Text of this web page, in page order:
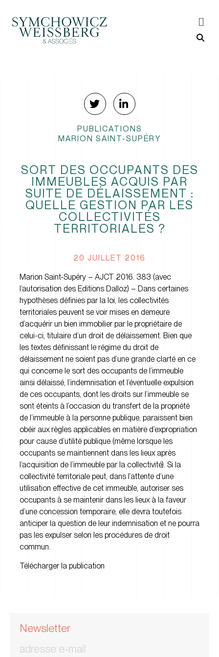
PUBLICATIONS
MARION SAINT-SUPÉRY
SORT DES OCCUPANTS DES
IMMEUBLES ACQUIS PAR
SUITE DE DÉLAISSEMENT :
QUELLE GESTION PAR LES
COLLECTIVITÉS
TERRITORIALES ?
20 JUILLET 2016
Marion Saint-Supéry – AJCT 2016. 383 (avec
l’autorisation des Editions Dalloz) – Dans certaines
hypothèses définies par la loi, les collectivités
territoriales peuvent se voir mises en demeure
d’acquérir un bien immobilier par le propriétaire de
celui-ci, titulaire d’un droit de délaissement. Bien que
les textes définissant le régime du droit de
délaissement ne soient pas d’une grande clarté en ce
qui concerne le sort des occupants de l’immeuble
ainsi délaissé, l’indemnisation et l’éventuelle expulsion
de ces occupants, dont les droits sur l’immeuble se
sont éteints à l’occasion du transfert de la propriété
de l’immeuble à la personne publique, paraissent bien
obéir aux règles applicables en matière d’expropriation
pour cause d’utilité publique (même lorsque les
occupants se maintiennent dans les lieux après
l’acquisition de l’immeuble par la collectivité). Si la
collectivité territoriale peut, dans l’attente d’une
utilisation effective de cet immeuble, autoriser ses
occupants à se maintenir dans les lieux à la faveur
d’une concession temporaire, elle devra toutefois
anticiper la question de leur indemnisation et ne pourra
pas les expulser selon les procédures de droit
commun.
Télécharger la publication
Newsletter